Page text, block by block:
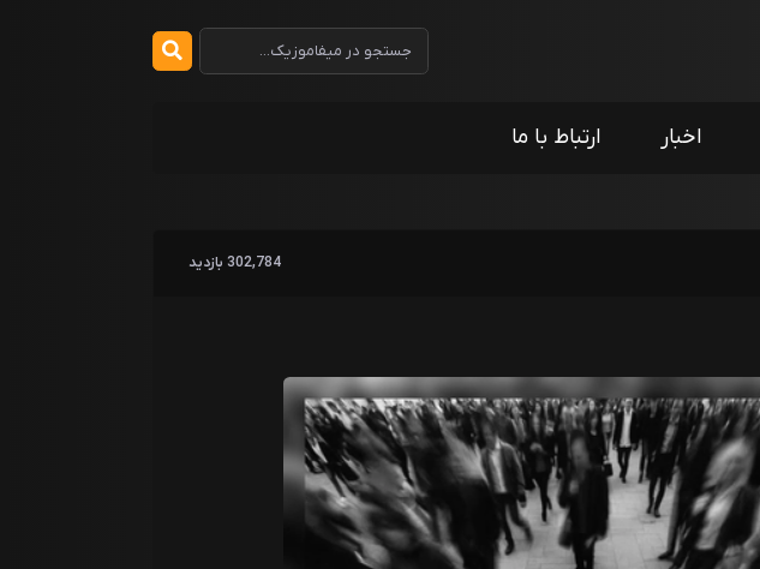
اخبار ارتباط با ما
302,784 بازدید